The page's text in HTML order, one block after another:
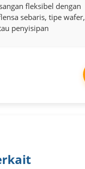
fleksibel dengan
sebaris, tipe wafer,
penyisipan